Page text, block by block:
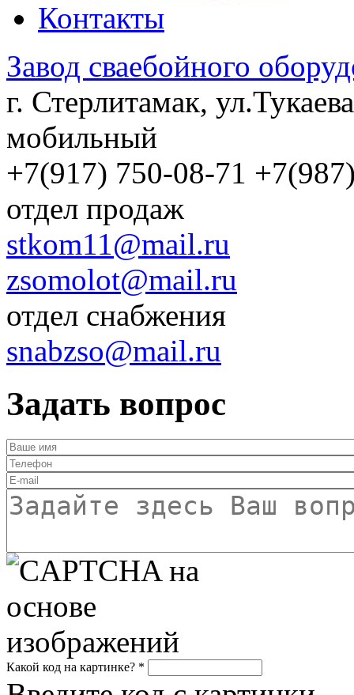
Контакты
Завод сваебойного
г. Стерлитамак,
мобильный
+7(917) 750-08-71
отдел продаж
stkom11@mail.ru
zsomolot@mail.ru
отдел снабжения
snabzso@mail.ru
Задать вопрос
Ваше имя
Телефон
E-mail
Текст
Какой код на картинке? *